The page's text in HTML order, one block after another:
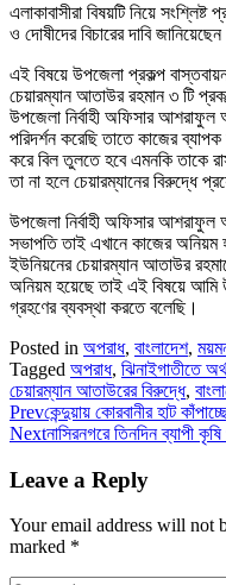
এলাকাবাসীরা বিষয়টি নিয়ে
ও দোষীদের বিচারের দাবি
এই বিষয়ে উপজেলা প্রকল্প
চেয়ারম্যান আতাউর রহমান ৩ টি
উপজেলা নির্বাহী অফিসার
পরিদর্শন করেছি তাতে কাজের
করে বিল তুলতে হবে এমনকি তাকে
তা না হলে চেয়ারম্যানের বিরুদ্ধে
উপজেলা নির্বাহী অফিসার
সভাপতি তাই এখানে কাজের
ইউনিয়নের চেয়ারম্যান আতাউর
অনিয়ম হয়েছে তাই এই বিষয়ে আমি
গ্রহণের ব্যবস্থা করতে বলেছি।
Posted in অপরাধ, বাংলাদেশ,
Tagged অপরাধ, ঝিনাইগাতীতে
চেয়ারম্যান আতাউরের বিরুদ্ধে,
Prevকেন্দুয়ায় কোরবানীর হাট
Nextনাসিরনগরে তিনদিন ব্যাপী
Leave a Reply
Your email address will not
marked *